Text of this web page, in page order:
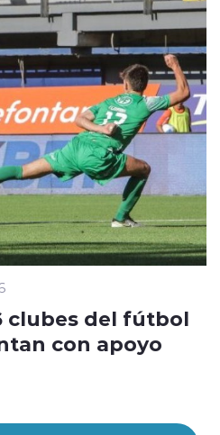
clubes del fútbol
con apoyo